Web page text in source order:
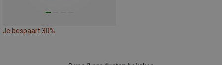
Je bespaart 30%